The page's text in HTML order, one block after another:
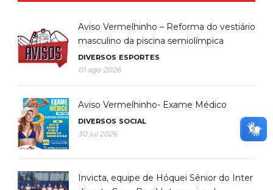
Aviso Vermelhinho – Reforma do vestiário
masculino da piscina semiolímpica
DIVERSOS ESPORTES
01 ago 2026
Aviso Vermelhinho- Exame Médico
DIVERSOS SOCIAL
30 jul 2026
Invicta, equipe de Hóquei Sênior do Inter